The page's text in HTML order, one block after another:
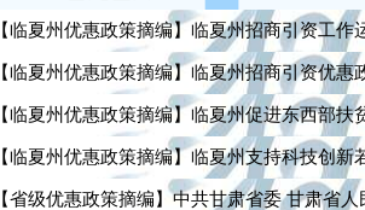
【临夏州优惠政策摘编】临夏州招商引资工作
【临夏州优惠政策摘编】临夏州招商引资优惠
【临夏州优惠政策摘编】临夏州促进东西部
【临夏州优惠政策摘编】临夏州支持科技创新
【省级优惠政策摘编】中共甘肃省委 甘肃省